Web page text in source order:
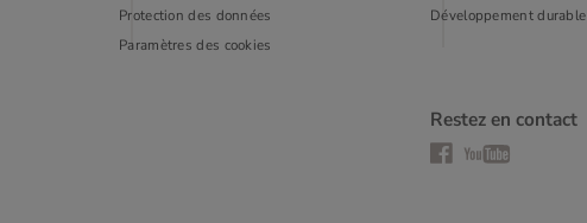
Protection des données
Paramètres des cookies
Développement durable
Restez en contact
Facebook
YouTube